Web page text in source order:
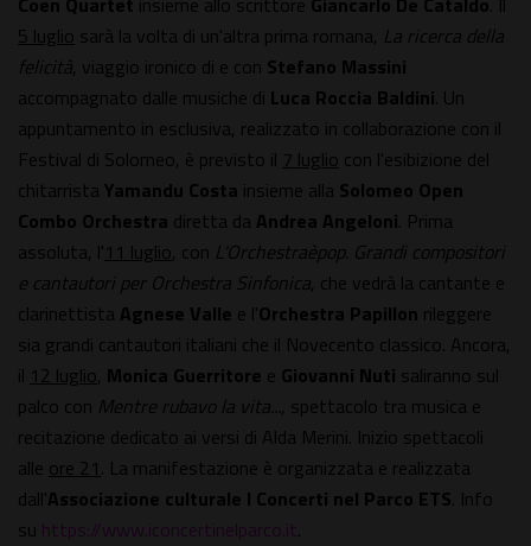
5 luglio sarà la volta di un'altra prima romana, La ricerca della
felicità, viaggio ironico di e con Stefano Massini
accompagnato dalle musiche di Luca Roccia Baldini. Un
appuntamento in esclusiva, realizzato in collaborazione con il
Festival di Solomeo, è previsto il 7 luglio con l'esibizione del
chitarrista Yamandu Costa insieme alla Solomeo Open
Combo Orchestra diretta da Andrea Angeloni. Prima
assoluta, l'11 luglio, con L'Orchestraèpop. Grandi compositori
e cantautori per Orchestra Sinfonica, che vedrà la cantante e
clarinettista Agnese Valle e l'Orchestra Papillon rileggere
sia grandi cantautori italiani che il Novecento classico. Ancora,
il 12 luglio, Monica Guerritore e Giovanni Nuti saliranno sul
palco con Mentre rubavo la vita... , spettacolo tra musica e
recitazione dedicato ai versi di Alda Merini. Inizio spettacoli
alle ore 21. La manifestazione è organizzata e realizzata
dall'Associazione culturale I Concerti nel Parco ETS. Info
su https://www.iconcertinelparco.it.